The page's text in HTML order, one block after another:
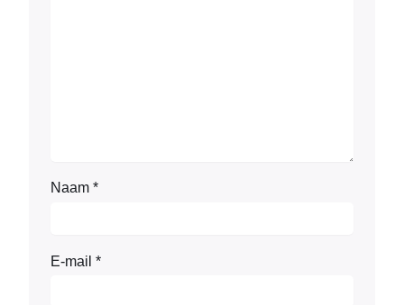
Naam *
E-mail *